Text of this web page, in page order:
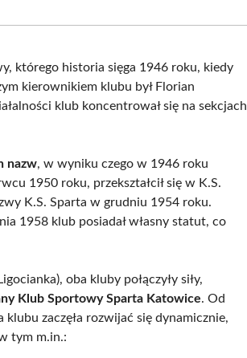
(Twitter)
którego historia sięga 1946 roku, kiedy
kierownikiem klubu był Florian
klub koncentrował się na sekcjach
nazw, w wyniku czego w 1946 roku
1950 roku, przekształcił się w K.S.
K.S. Sparta w grudniu 1954 roku.
1958 klub posiadał własny statut, co
oba kluby połączyły siły,
Klub Sportowy Sparta Katowice. Od
zaczęła rozwijać się dynamicznie,
tym m.in.: